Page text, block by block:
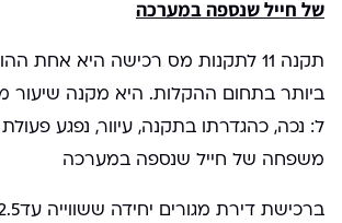
של חייל שנספה במערכה
תקנה 11 לתקנות מס רכישה היא אחת
ביותר בתחום ההקלות. היא מקנה שיעור
ל: נכה, כהגדרתו בתקנה, עיוור, נפגע
משפחה של חייל שנספה במערכה
ברכישת דירת מגורים יחידה ששווייה עד2.5 מיליון ₪ ישולם: